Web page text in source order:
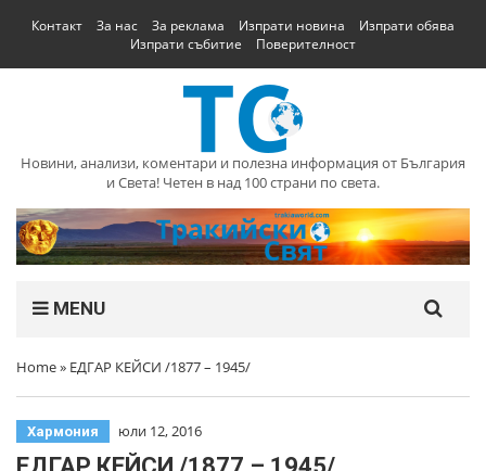
Контакт За нас За реклама Изпрати новина
Изпрати обява
Изпрати събитие
Поверителност
Новини, анализи, коментари и полезна информация от България
и Света! Четен в над 100 страни по света.
MENU
Home» ЕДГАР КЕЙСИ /1877 – 1945/
Хармония юли 12, 2016